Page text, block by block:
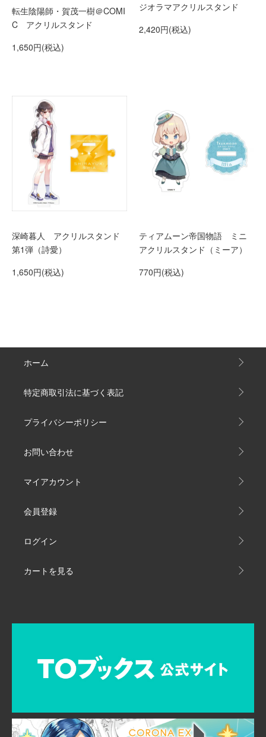
転生陰陽師・賀茂一樹＠COMI
C アクリルスタンド
1,650円(税込)
ジオラマアクリルスタンド
2,420円(税込)
深崎暮人 アクリルスタンド
第1弾（詩愛）
1,650円(税込)
ティアムーン帝国物語 ミニ
アクリルスタンド（ミーア）
770円(税込)
ホーム
特定商取引法に基づく表記
プライバシーポリシー
お問い合わせ
マイアカウント
会員登録
ログイン
カートを見る